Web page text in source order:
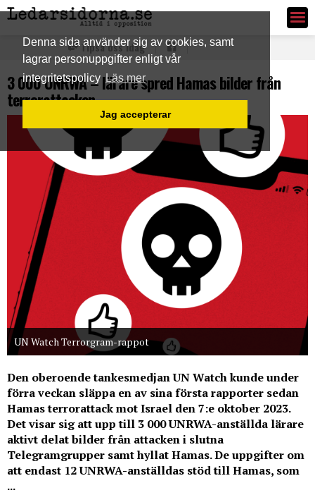
Denna sida använder sig av cookies, samt
lagrar personuppgifter enligt vår
integritetspolicy Läs mer
Jag accepterar
Ledarsidorna.se
Tipsa oss idag
3 000 UNRWA – lärare spred Hamas bilder från
terrorattacken
UN Watch Terrorgram-rappot
Den oberoende tankesmedjan UN Watch kunde under
förra veckan släppa en av sina första rapporter sedan
Hamas terrorattack mot Israel den 7:e oktober 2023.
Det visar sig att upp till 3 000 UNRWA-anställda lärare
aktivt delat bilder från attacken i slutna
Telegramgrupper samt hyllat Hamas. De uppgifter om
att endast 12 UNRWA-anställdas stöd till Hamas, som
...